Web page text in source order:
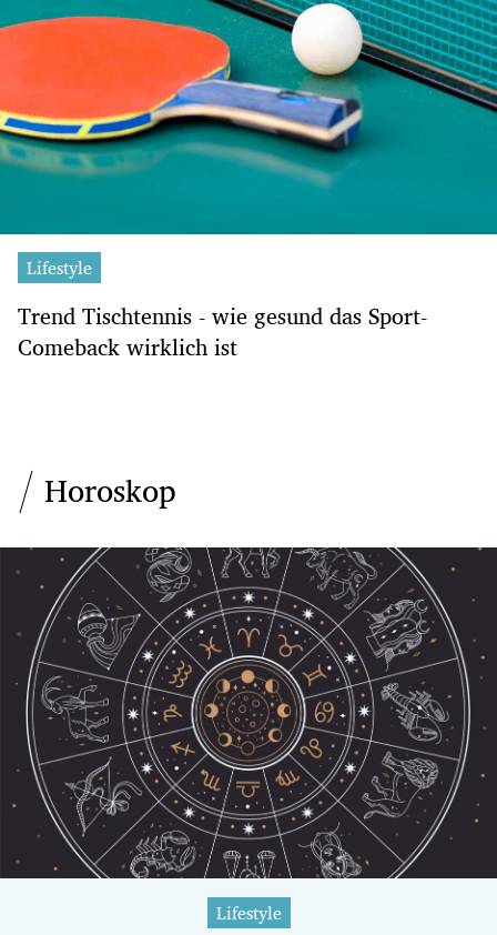
Lifestyle
Trend Tischtennis - wie gesund das Sport-
Comeback wirklich ist
Horoskop
Lifestyle